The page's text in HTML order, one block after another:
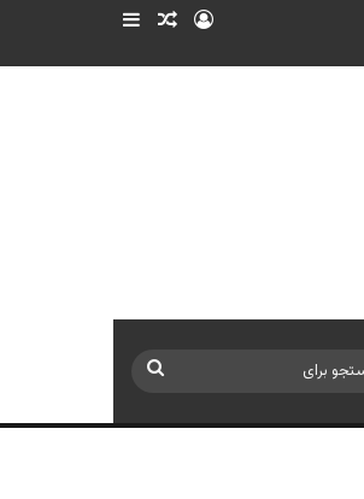
ورود نوشته تصادفی